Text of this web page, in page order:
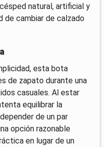
natural, artificial y
de cambiar de calzado
esta bota
de zapato durante una
casuales. Al estar
equilibrar la
de un par
opción razonable
en lugar de un